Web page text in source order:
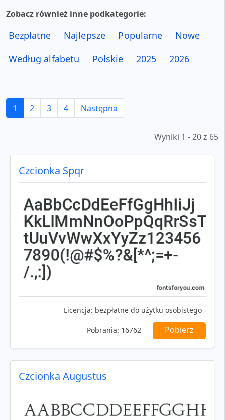
Zobacz również inne podkategorie:
Bezpłatne Najlepsze Popularne
Nowe
Według alfabetu
Polskie 2025 2026
1 2 3 4 Następna
Wyniki 1 - 20 z 65
Czcionka Spqr
Licencja: bezpłatne do użytku osobistego
Pobrania: 16762 Pobierz
Czcionka Augustus